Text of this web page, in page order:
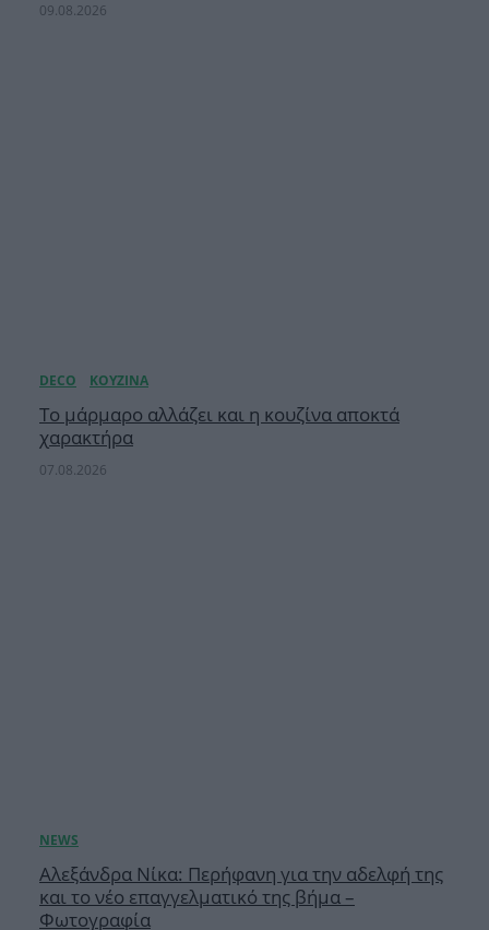
09.08.2026
Το μάρμαρο αλλάζει και η κουζίνα αποκτά
χαρακτήρα
07.08.2026
Αλεξάνδρα Νίκα: Περήφανη για την αδελφή της
και το νέο επαγγελματικό της βήμα –
Φωτογραφία